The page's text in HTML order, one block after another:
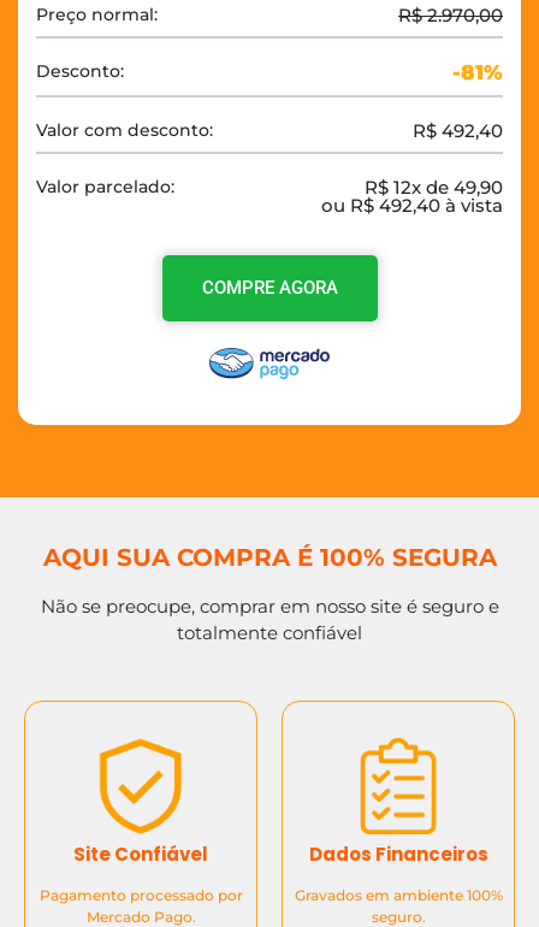
Preço normal: R$ 2.970,00
Desconto: -81%
Valor com desconto: R$ 492,40
Valor parcelado: R$ 12x de 49,90
ou R$ 492,40 à vista
COMPRE AGORA
AQUI SUA COMPRA É 100% SEGURA
Não se preocupe, comprar em nosso site é seguro e
totalmente confiável
Site Confiável
Pagamento processado por
Mercado Pago.
Dados Financeiros
Gravados em ambiente 100%
seguro.